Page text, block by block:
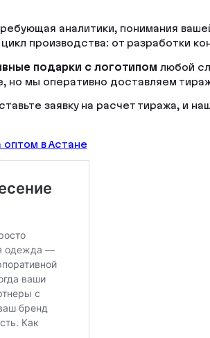
аналитики, понимания
производства: от разработки
подарки с логотипом любой
но мы оперативно доставляем
заявку на расчет тиража, и
оптом в Астане